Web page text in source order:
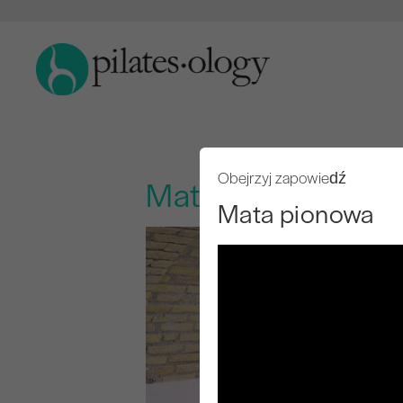
Mata pionowa
Obejrzyj zapowiedź
Mata pionowa